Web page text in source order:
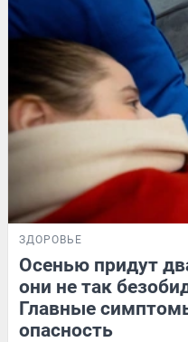
ЗДОРОВЬЕ
Осенью придут
они не так
Главные
опасность